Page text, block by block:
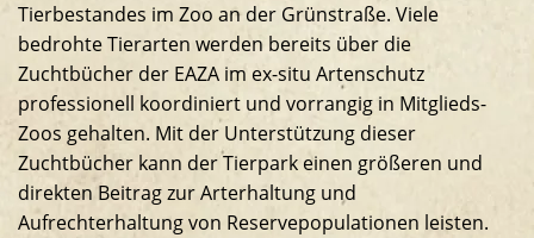
Tierbestandes im Zoo an der Grünstraße. Viele
bedrohte Tierarten werden bereits über die
Zuchtbücher der EAZA im ex-situ Artenschutz
professionell koordiniert und vorrangig in Mitglieds-
Zoos gehalten. Mit der Unterstützung dieser
Zuchtbücher kann der Tierpark einen größeren und
direkten Beitrag zur Arterhaltung und
Aufrechterhaltung von Reservepopulationen leisten.